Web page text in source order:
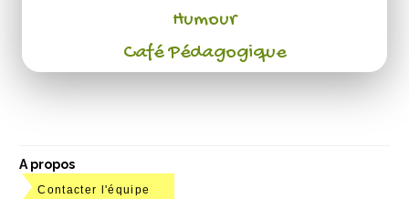
Humour
Café Pédagogique
A propos
Contacter l'équipe